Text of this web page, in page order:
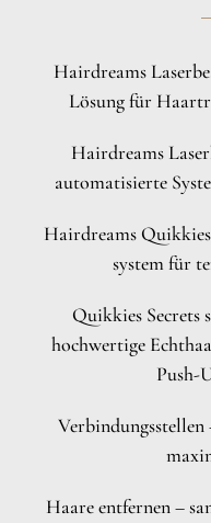
Hairdreams
Lösung für
Hairdreams
automatisierte
Hairdreams
system für
Quikkies Secrets
hochwertige
Push-
Haare entfernen –